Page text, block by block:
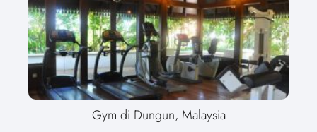
Gym di Dungun, Malaysia